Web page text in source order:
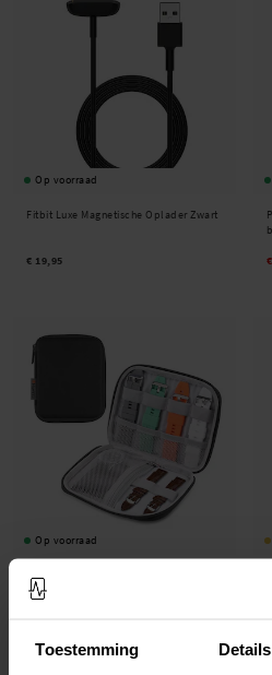
Toestemming Details
Op voorraad
Fitbit Luxe Magnetische Oplader Zwart
€ 19,95
Op voorraad
Haweel -
bandjes zwart